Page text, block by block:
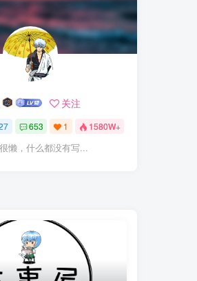
关注
653 1 1580W+
懒，什么都没有写...